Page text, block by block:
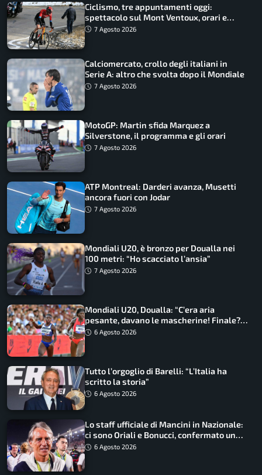
Ciclismo, tre appuntamenti oggi:
spettacolo sul Mont Ventoux, orari e
come vederli
7 Agosto 2026
Calciomercato, crollo degli italiani in
Serie A: altro che svolta dopo il Mondiale
7 Agosto 2026
MotoGP: Martin sfida Marquez a
Silverstone, il programma e gli orari
7 Agosto 2026
ATP Montreal: Darderi avanza, Musetti
ancora fuori con Jodar
7 Agosto 2026
Mondiali U20, è bronzo per Doualla nei
100 metri: “Ho scacciato l’ansia”
7 Agosto 2026
Mondiali U20, Doualla: “C’era aria
pesante, davano le mascherine! Finale?
Non ho nulla da perdere”
6 Agosto 2026
Tutto l’orgoglio di Barelli: “L’Italia ha
scritto la storia”
6 Agosto 2026
Lo staff ufficiale di Mancini in Nazionale:
ci sono Oriali e Bonucci, confermato un
ritorno
6 Agosto 2026